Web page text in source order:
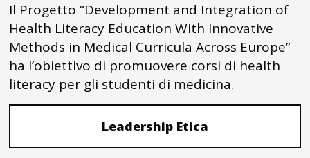
Il Progetto “Development and Integration of
Health Literacy Education With Innovative
Methods in Medical Curricula Across Europe”
ha l’obiettivo di promuovere corsi di health
literacy per gli studenti di medicina.
Leadership Etica